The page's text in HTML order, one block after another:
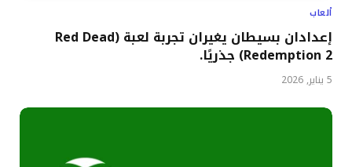
ألعاب
إعدادان بسيطان يغيران تجربة لعبة (Red Dead
Redemption 2) جذريًا.
5 يناير, 2026